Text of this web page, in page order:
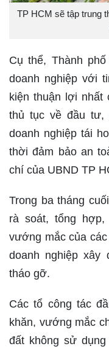
TP HCM sẽ tập trung
Cụ thể, Thành
doanh nghiệp với
kiện thuận lợi nhất
thủ tục về đầu tư,
doanh nghiệp tái
thời đảm bảo an
chí của UBND TP
Trong ba tháng
rà soát, tổng
vướng mắc của
doanh nghiệp
tháo gỡ.
Các tổ công tác
khăn, vướng mắc
đất không sử